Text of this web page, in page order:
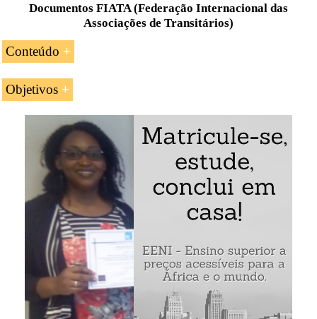
Documentos FIATA (Federação Internacional das
Associações de Transitários)
Conteúdo
Introdução à Federação Internacional das
Associações de Transitários (FIATA)
Serviços de transporte, de transitários e logísticos
no comércio exterior
Documentos de transporte FIATA:
Conhecimento de Embarque Multimodal
Negociável (FIATA FBL)
Conhecimento Multimodal FIATA FWB
Certificado de Receção do Transitário
(FIATA FCR)
Certificado do Transitário (FCT)
Declaração de Carregadores para o
Objetivos
Os objetivos da unidade curricular «A Federação
Internacional das Associações de Transitários (FIATA)»
Compreender a função fundamental da FIATA
como os arquitetos do transporte internacional
Analisar os documentos de transporte da FIATA
(FBL, FWB, FCR...)
Analisar o funcionamento do Conhecimento de
embarque eletrónico FIATA